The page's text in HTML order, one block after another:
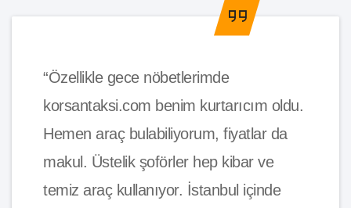
“Özellikle gece nöbetlerimde
korsantaksi.com benim kurtarıcım oldu.
Hemen araç bulabiliyorum, fiyatlar da
makul. Üstelik şoförler hep kibar ve
temiz araç kullanıyor. İstanbul içinde